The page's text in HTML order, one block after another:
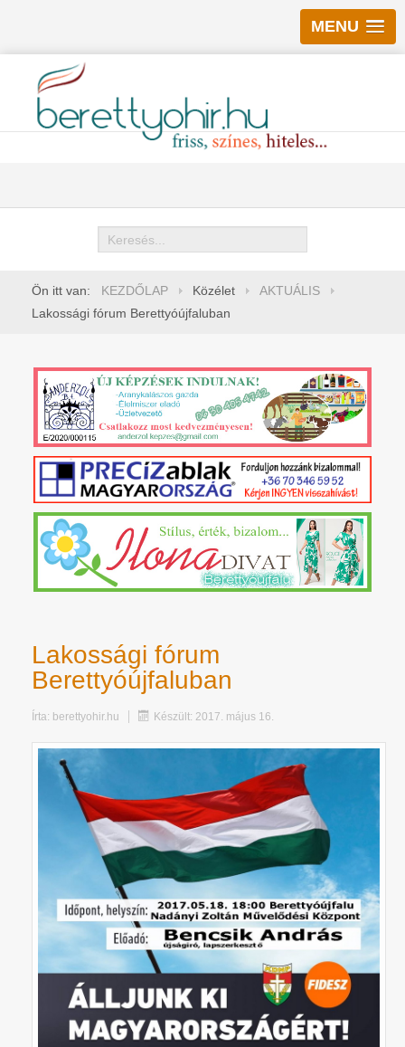
MENU
Keresés
Ön itt van: KEZDŐLAP Közélet
AKTUÁLIS
Lakossági fórum Berettyóújfaluban
Lakossági fórum
Berettyóújfaluban
Írta: berettyohir.hu Készült: 2017. május 16.